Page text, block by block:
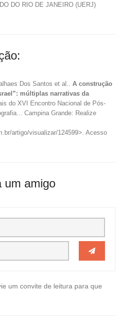
DO RIO DE JANEIRO (UERJ)
Dos Santos et al.. A construção
múltiplas narrativas da
do XVI Encontro Nacional de Pós-
Campina Grande: Realize
artigo/visualizar/124599>. Acesso
um amigo
um convite de leitura para que